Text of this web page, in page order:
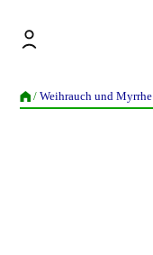
springen
/Weihrauch und Myrrhe